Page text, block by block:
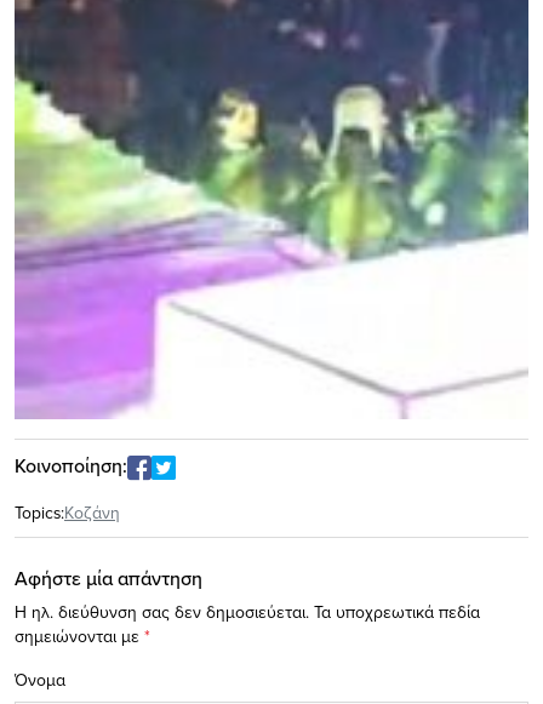
Κοινοποίηση:
Topics:Κοζάνη
Αφήστε μία απάντηση
Η ηλ. διεύθυνση σας δεν δημοσιεύεται. Τα υποχρεωτικά πεδία
σημειώνονται με *
Όνομα